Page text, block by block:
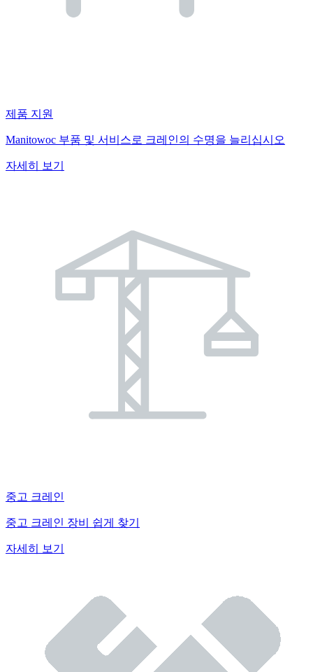
제품 지원
Manitowoc 부품 및 서비스로 크레인의 수명을 늘리십시오
자세히 보기
중고 크레인
중고 크레인 장비 쉽게 찾기
자세히 보기